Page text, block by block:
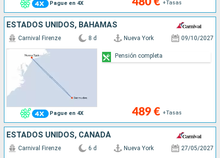
Pague en 4X +Tasas
ESTADOS UNIDOS, BAHAMAS
Pague en 4X
Carnival Firenze 8 d Nueva York 09/10/2027
489 € +Tasas
Pensión completa
ESTADOS UNIDOS, CANADÁ
Carnival Firenze 6 d Nueva York 27/05/2027